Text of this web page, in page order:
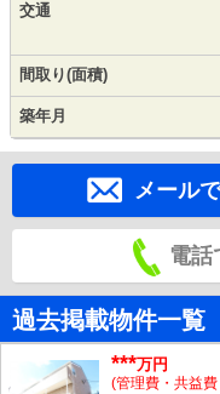
交通
間取り(面積)
築年月
メール
電話
過去掲載物件一覧
***万円
(管理費・共益